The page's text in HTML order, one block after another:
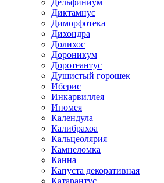
Дельфиниум
Диктамнус
Диморфотека
Дихондра
Долихос
Дороникум
Доротеантус
Душистый горошек
Иберис
Инкарвиллея
Ипомея
Календула
Калибрахоа
Кальцеолярия
Камнеломка
Канна
Капуста декоративная
Катарантус